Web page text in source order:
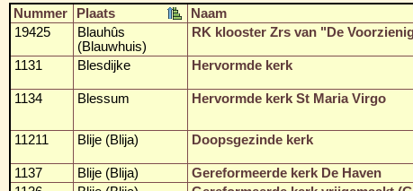
Nummer Plaats Naam
19425
Blauhûs
(Blauwhuis)
RK klooster Zrs van "De
1131 Blesdijke Hervormde kerk
1134 Blessum Hervormde kerk St Maria Virgo
11211 Blije (Blija) Doopsgezinde kerk
1137 Blije (Blija) Gereformeerde kerk De Haven